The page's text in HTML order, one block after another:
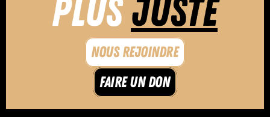
PLUS JUSTE
Nous rejoindre
Faire un don